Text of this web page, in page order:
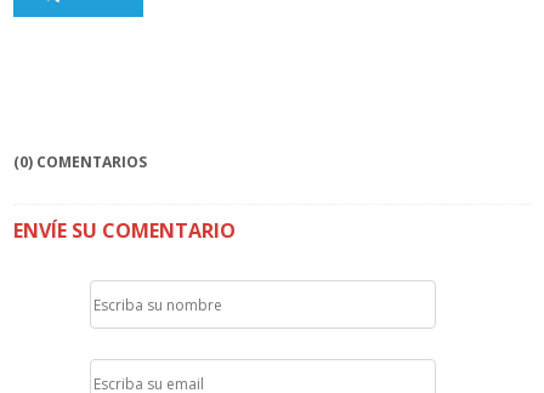
(0) COMENTARIOS
ENVÍE SU COMENTARIO